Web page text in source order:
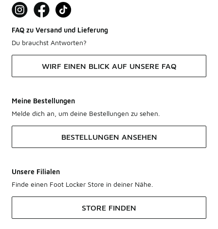
FAQ zu Versand und Lieferung
Du brauchst Antworten?
WIRF EINEN BLICK AUF UNSERE FAQ
Meine Bestellungen
Melde dich an, um deine Bestellungen zu sehen.
BESTELLUNGEN ANSEHEN
Unsere Filialen
Finde einen Foot Locker Store in deiner Nähe.
STORE FINDEN